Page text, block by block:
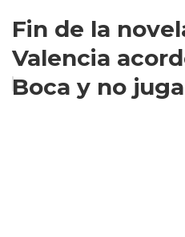
Fin de la
Valencia
Boca y no